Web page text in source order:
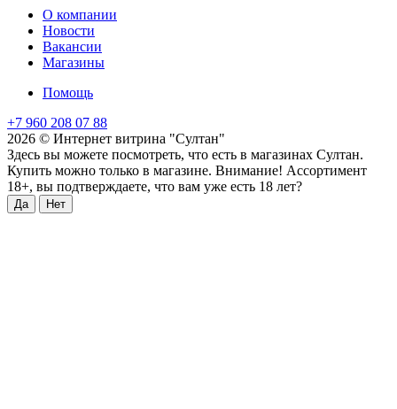
О компании
Новости
Вакансии
Магазины
Помощь
+7 960 208 07 88
2026 © Интернет витрина "Султан"
Здесь вы можете посмотреть, что есть в магазинах Султан.
Купить можно только в магазине. Внимание! Ассортимент
18+, вы подтверждаете, что вам уже есть 18 лет?